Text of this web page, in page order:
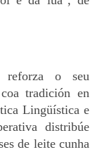
reforza o seu
tradición en
Lingüística e
distribúe
de leite cunha